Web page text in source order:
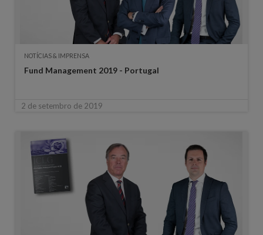
NOTÍCIAS & IMPRENSA
Fund Management 2019 - Portugal
2 de setembro de 2019